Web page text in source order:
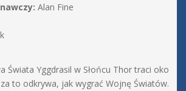
Alan Fine
Świata Yggdrasil w Słońcu Thor traci oko
za to odkrywa, jak wygrać Wojnę Światów.